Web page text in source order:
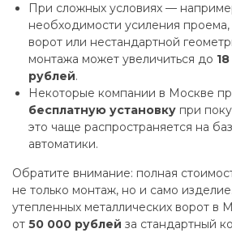
При сложных условиях —
необходимости усиления
ворот или нестандартной
монтажа может увеличиться до
рублей.
Некоторые компании в Москве
бесплатную установку при
это чаще распространяется на
автоматики.
Обратите внимание: полная
не только монтаж, но и само
утепленных металлических ворот в
от 50 000 рублей за стандартный